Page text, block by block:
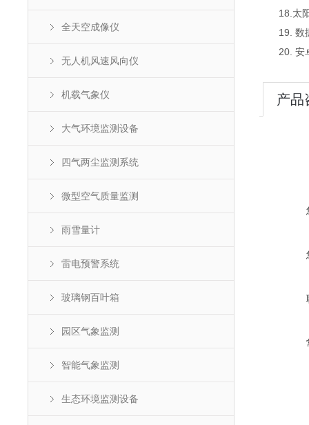
全天空成像仪
无人机风速风向仪
机载气象仪
大气环境监测设备
四气两尘监测系统
微型空气质量监测
雨雪量计
雷电预警系统
玻璃钢百叶箱
园区气象监测
智能气象监测
生态环境监测设备
18.太阳
19. 数据
20. 安卓
产品